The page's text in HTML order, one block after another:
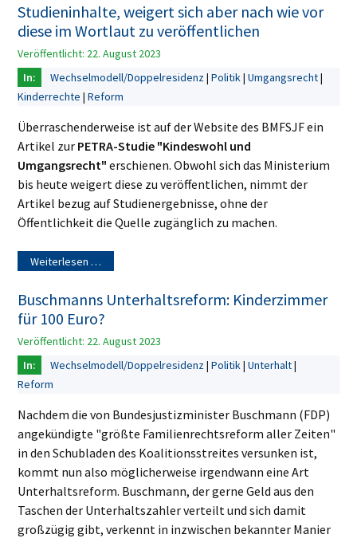
Studieninhalte, weigert sich aber nach wie vor
diese im Wortlaut zu veröffentlichen
Veröffentlicht: 22. August 2023
Wechselmodell/Doppelresidenz Politik Umgangsrecht
Kinderrechte Reform
Überraschenderweise ist auf der Website des BMFSJF ein
Artikel zur PETRA-Studie "Kindeswohl und
Umgangsrecht" erschienen. Obwohl sich das Ministerium
bis heute weigert diese zu veröffentlichen, nimmt der
Artikel bezug auf Studienergebnisse, ohne der
Öffentlichkeit die Quelle zugänglich zu machen.
Weiterlesen …
Buschmanns Unterhaltsreform: Kinderzimmer
für 100 Euro?
Veröffentlicht: 22. August 2023
Wechselmodell/Doppelresidenz Politik Unterhalt
Reform
Nachdem die von Bundesjustizminister Buschmann (FDP)
angekündigte "größte Familienrechtsreform aller Zeiten"
in den Schubladen des Koalitionsstreites versunken ist,
kommt nun also möglicherweise irgendwann eine Art
Unterhaltsreform. Buschmann, der gerne Geld aus den
Taschen der Unterhaltszahler verteilt und sich damit
großzügig gibt, verkennt in inzwischen bekannter Manier